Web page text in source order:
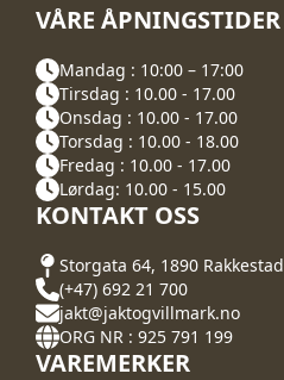
VÅRE ÅPNINGSTIDER
Mandag : 10:00 – 17:00
Tirsdag : 10.00 - 17.00
Onsdag : 10.00 - 17.00
Torsdag : 10.00 - 18.00
Fredag : 10.00 - 17.00
Lørdag: 10.00 - 15.00
KONTAKT OSS
Storgata 64, 1890 Rakkestad
(+47) 692 21 700
jakt@jaktogvillmark.no
ORG NR : 925 791 199
VAREMERKER